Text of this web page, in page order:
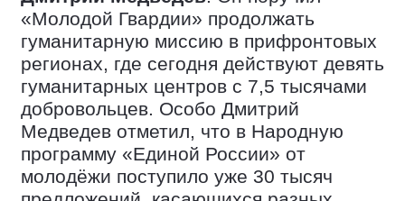
«Молодой Гвардии» продолжать
гуманитарную миссию в прифронтовых
регионах, где сегодня действуют девять
гуманитарных центров с 7,5 тысячами
добровольцев. Особо Дмитрий
Медведев отметил, что в Народную
программу «Единой России» от
молодёжи поступило уже 30 тысяч